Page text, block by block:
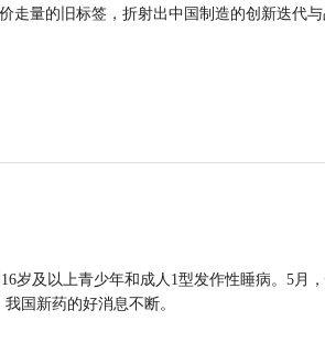
走量的旧标签，折射出中国制造的创新迭代
岁及以上青少年和成人1型发作性睡病。5月
国新药的好消息不断。